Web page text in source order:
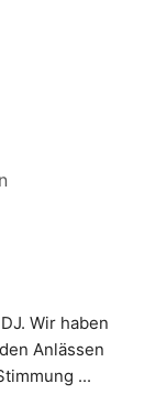
Wir haben
Anlässen